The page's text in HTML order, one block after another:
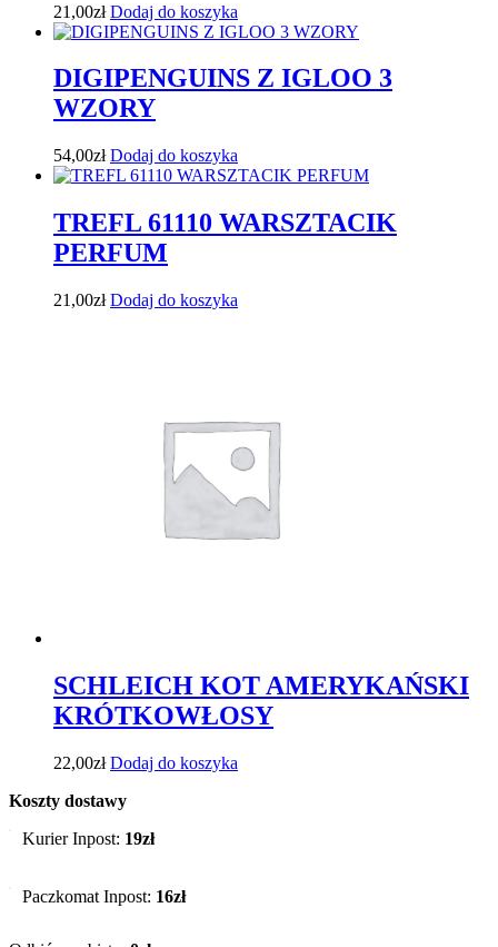
21,00zł Dodaj do koszyka
DIGIPENGUINS Z IGLOO 3
WZORY
54,00zł Dodaj do koszyka
TREFL 61110 WARSZTACIK
PERFUM
21,00zł Dodaj do koszyka
SCHLEICH KOT AMERYKAŃSKI
KRÓTKOWŁOSY
22,00zł Dodaj do koszyka
Koszty dostawy
Kurier Inpost: 19zł
Paczkomat Inpost: 16zł